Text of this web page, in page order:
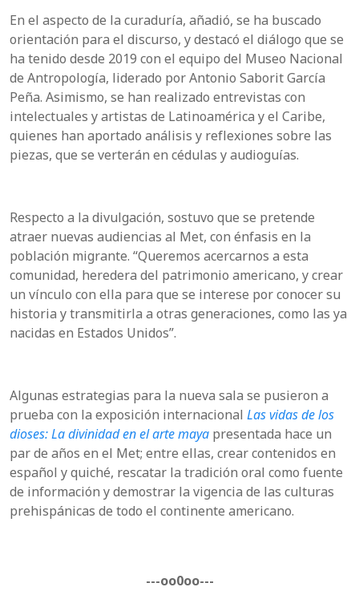
En el aspecto de la curaduría, añadió, se ha buscado
orientación para el discurso, y destacó el diálogo que se
ha tenido desde 2019 con el equipo del Museo Nacional
de Antropología, liderado por Antonio Saborit García
Peña. Asimismo, se han realizado entrevistas con
intelectuales y artistas de Latinoamérica y el Caribe,
quienes han aportado análisis y reflexiones sobre las
piezas, que se verterán en cédulas y audioguías.
Respecto a la divulgación, sostuvo que se pretende
atraer nuevas audiencias al Met, con énfasis en la
población migrante. “Queremos acercarnos a esta
comunidad, heredera del patrimonio americano, y crear
un vínculo con ella para que se interese por conocer su
historia y transmitirla a otras generaciones, como las ya
nacidas en Estados Unidos”.
Algunas estrategias para la nueva sala se pusieron a
prueba con la exposición internacional Las vidas de los
dioses: La divinidad en el arte maya presentada hace un
par de años en el Met; entre ellas, crear contenidos en
español y quiché, rescatar la tradición oral como fuente
de información y demostrar la vigencia de las culturas
prehispánicas de todo el continente americano.
---oo0oo---